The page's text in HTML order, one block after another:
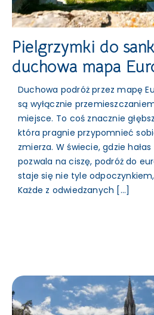
Pielgrzymki do
duchowa mapa
Duchowa podróż przez mapę
są wyłącznie
miejsce. To coś znacznie
która pragnie przypomnieć
zmierza. W świecie, gdzie
pozwala na ciszę, podróż do
staje się nie tyle
Każde z odwiedzanych [...]